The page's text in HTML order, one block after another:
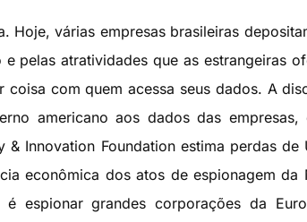
Hoje, várias empresas brasileiras
pelas atratividades que as estrangeiras
com quem acessa seus dados. A
americano aos dados das empresas,
Innovation Foundation estima perdas de
econômica dos atos de espionagem da
é espionar grandes corporações da